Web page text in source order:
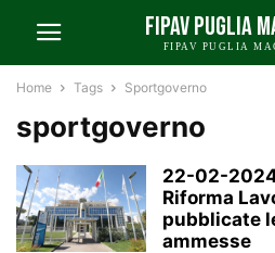
FIPAV PUGLIA
FIPAV PUGLIA
Home Tags Sportgoverno
sportgoverno
22-02-
Riforma
pubblicate
ammesse